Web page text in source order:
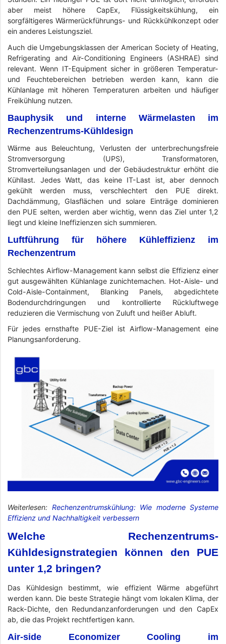
aber meist höhere CapEx, Flüssigkeitskühlung, ein
sorgfältigeres Wärmerückführungs- und Rückkühlkonzept oder
ein anderes Leistungsziel.
Auch die Umgebungsklassen der American Society of Heating,
Refrigerating and Air-Conditioning Engineers (ASHRAE) sind
relevant. Wenn IT-Equipment sicher in größeren Temperatur-
und Feuchtebereichen betrieben werden kann, kann die
Kühlanlage mit höheren Temperaturen arbeiten und häufiger
Freikühlung nutzen.
Bauphysik und interne Wärmelasten im
Rechenzentrums-Kühldesign
Wärme aus Beleuchtung, Verlusten der unterbrechungsfreie
Stromversorgung (UPS), Transformatoren,
Stromverteilungsanlagen und der Gebäudestruktur erhöht die
Kühllast. Jedes Watt, das keine IT-Last ist, aber dennoch
gekühlt werden muss, verschlechtert den PUE direkt.
Dachdämmung, Glasflächen und solare Einträge dominieren
den PUE selten, werden aber wichtig, wenn das Ziel unter 1,2
liegt und kleine Ineffizienzen sich summieren.
Luftführung für höhere Kühleffizienz im
Rechenzentrum
Schlechtes Airflow-Management kann selbst die Effizienz einer
gut ausgewählten Kühlanlage zunichtemachen. Hot-Aisle- und
Cold-Aisle-Containment, Blanking Panels, abgedichtete
Bodendurchdringungen und kontrollierte Rückluftwege
reduzieren die Vermischung von Zuluft und heißer Abluft.
Für jedes ernsthafte PUE-Ziel ist Airflow-Management eine
Planungsanforderung.
Weiterlesen: Rechenzentrumskühlung: Wie moderne Systeme
Effizienz und Nachhaltigkeit verbessern
Welche Rechenzentrums-
Kühldesignstrategien können den PUE
unter 1,2 bringen?
Das Kühldesign bestimmt, wie effizient Wärme abgeführt
werden kann. Die beste Strategie hängt vom lokalen Klima, der
Rack-Dichte, den Redundanzanforderungen und den CapEx
ab, die das Projekt rechtfertigen kann.
Air-side Economizer Cooling im